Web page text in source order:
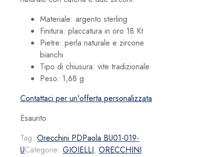
Materiale: argento sterling
Finitura: placcatura in oro 18 Kt
Pietre: perla naturale e zircone
bianchi
Tipo di chiusura: vite tradizionale
Peso: 1,68 g
Contattaci per un'offerta personalizzata
Esaurito
Tag: Orecchini PDPaola BU01-019-
UCategorie: GIOIELLI, ORECCHINI